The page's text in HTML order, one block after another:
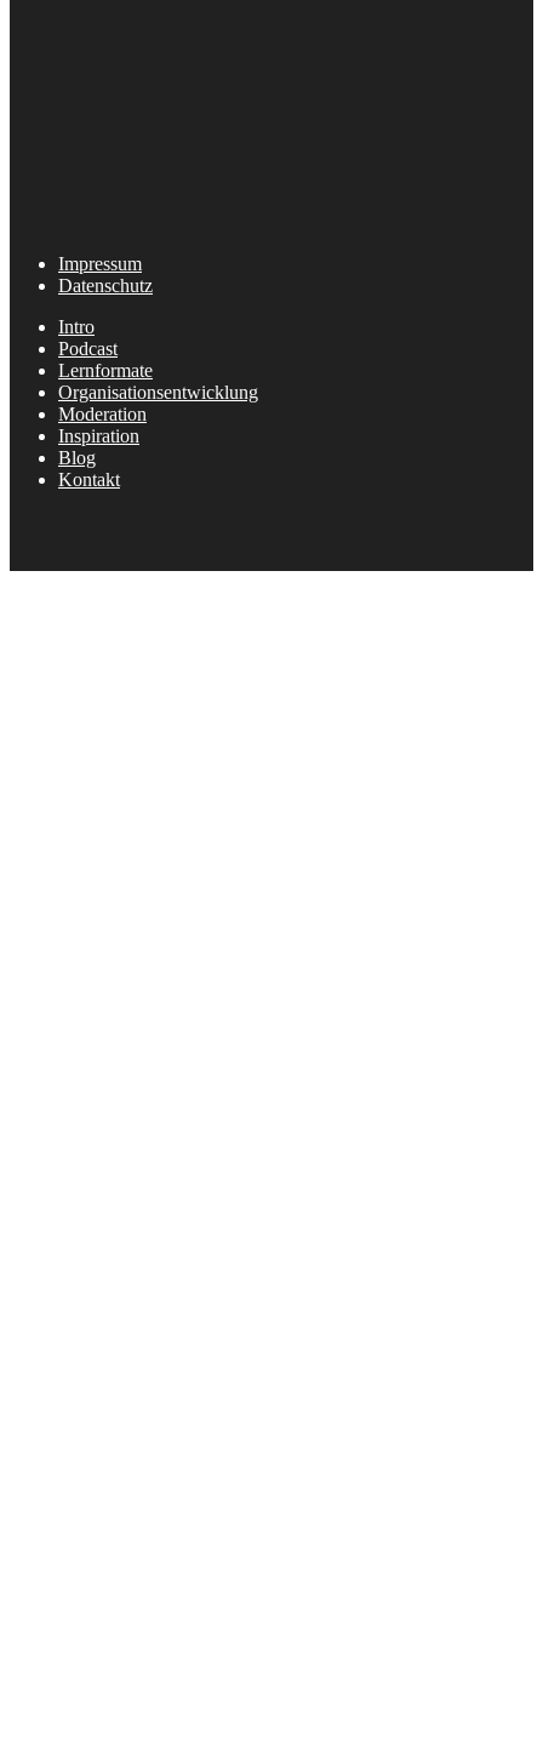
Impressum
Datenschutz
Intro
Podcast
Lernformate
Organisationsentwicklung
Moderation
Inspiration
Blog
Kontakt